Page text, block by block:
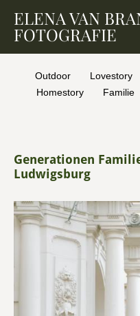
ELENA VAN
FOTOGRAFIE
Outdoor Lovestory
Homestory
Familie
Generationen
Ludwigsburg